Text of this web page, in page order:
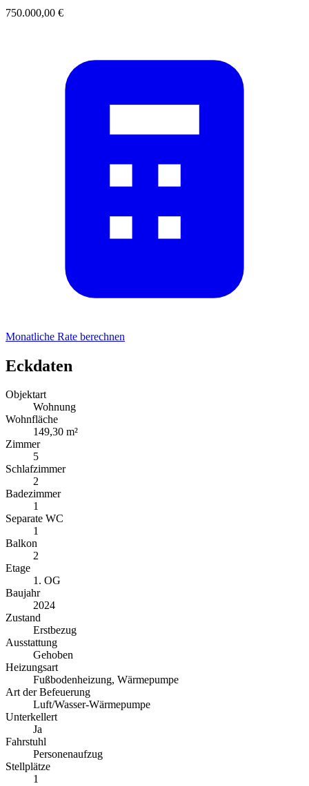
750.000,00 €
Monatliche Rate berechnen
Eckdaten
Objektart
Wohnung
Wohnfläche
149,30 m²
Zimmer
5
Schlafzimmer
2
Badezimmer
1
Separate WC
1
Balkon
2
Etage
1. OG
Baujahr
2024
Zustand
Erstbezug
Ausstattung
Gehoben
Heizungsart
Fußbodenheizung, Wärmepumpe
Art der Befeuerung
Luft/Wasser-Wärmepumpe
Unterkellert
Ja
Fahrstuhl
Personenaufzug
Stellplätze
1